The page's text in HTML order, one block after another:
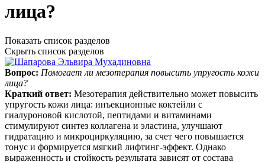
лица?
Показать список разделов
Скрыть список разделов
Вопрос: Помогает ли мезотерапия повысить упругость кожи
лица?
Краткий ответ: Мезотерапия действительно может повысить
упругость кожи лица: инъекционные коктейли с
гиалуроновой кислотой, пептидами и витаминами
стимулируют синтез коллагена и эластина, улучшают
гидратацию и микроциркуляцию, за счет чего повышается
тонус и формируется мягкий лифтинг-эффект. Однако
выраженность и стойкость результата зависят от состава